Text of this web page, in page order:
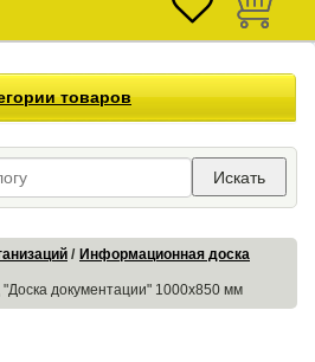
товаров
Искать
Информационная доска
документации" 1000х850 мм